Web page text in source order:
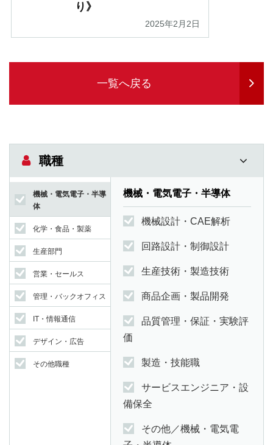
り》
2025年2月2日
一覧へ戻る
職種
機械・電気電子・半導
体
化学・食品・製薬
生産部門
営業・セールス
管理・バックオフィス
IT・情報通信
デザイン・広告
その他職種
機械・電気電子・半導体
機械設計・CAE解析
回路設計・制御設計
生産技術・製造技術
商品企画・製品開発
品質管理・保証・実験評
価
製造・技能職
サービスエンジニア・設
備保全
その他／機械・電気電